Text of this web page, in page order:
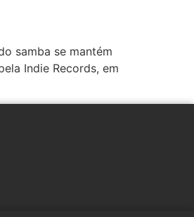
samba se mantém
Indie Records, em